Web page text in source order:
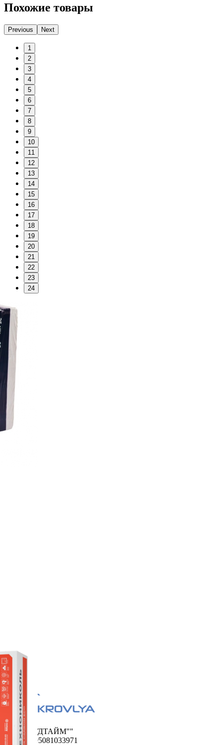
Похожие товары
Previous Next
1
2
3
4
5
6
7
8
9
10
11
12
13
14
15
16
17
18
19
20
21
22
23
24
ООО "ФУДТАЙМ""
ОГРН 1195081033971